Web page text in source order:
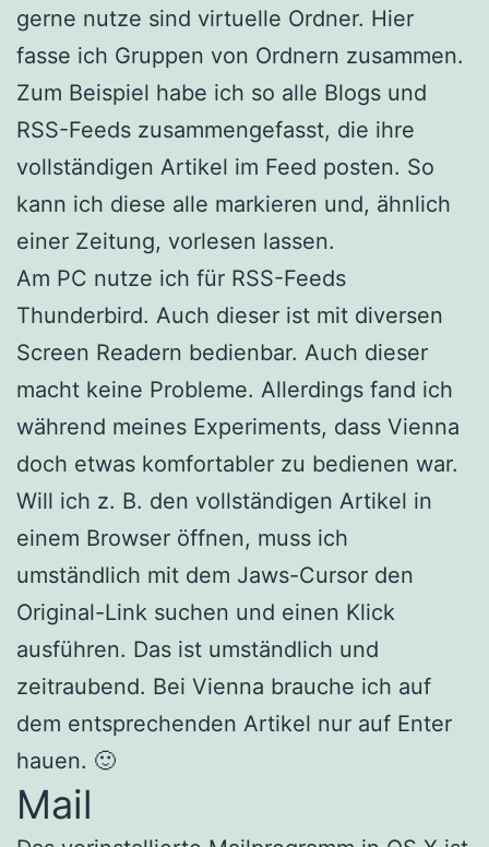
gerne nutze sind virtuelle Ordner. Hier
fasse ich Gruppen von Ordnern zusammen.
Zum Beispiel habe ich so alle Blogs und
RSS-Feeds zusammengefasst, die ihre
vollständigen Artikel im Feed posten. So
kann ich diese alle markieren und, ähnlich
einer Zeitung, vorlesen lassen.
Am PC nutze ich für RSS-Feeds
Thunderbird. Auch dieser ist mit diversen
Screen Readern bedienbar. Auch dieser
macht keine Probleme. Allerdings fand ich
während meines Experiments, dass Vienna
doch etwas komfortabler zu bedienen war.
Will ich z. B. den vollständigen Artikel in
einem Browser öffnen, muss ich
umständlich mit dem Jaws-Cursor den
Original-Link suchen und einen Klick
ausführen. Das ist umständlich und
zeitraubend. Bei Vienna brauche ich auf
dem entsprechenden Artikel nur auf Enter
hauen. 🙂
Mail